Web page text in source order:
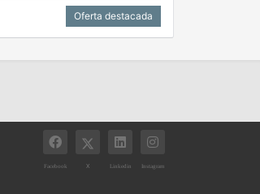
Oferta destacada
Facebook X Linkedin Instagram